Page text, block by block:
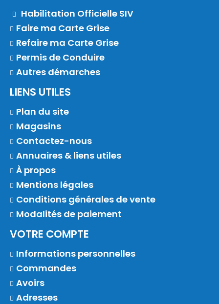
Habilitation Officielle SIV
Faire ma Carte Grise
Refaire ma Carte Grise
Permis de Conduire
Autres démarches
LIENS UTILES
Plan du site
Magasins
Contactez-nous
Annuaires & liens utiles
À propos
Mentions légales
Conditions générales de vente
Modalités de paiement
VOTRE COMPTE
Informations personnelles
Commandes
Avoirs
Adresses